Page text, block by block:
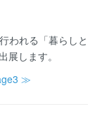
われる「暮らしと
します。
≫